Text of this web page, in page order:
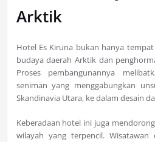
Arktik
Hotel Es Kiruna bukan hanya
budaya daerah Arktik dan
Proses pembangunannya
seniman yang menggabungkan
Skandinavia Utara, ke dalam desain
Keberadaan hotel ini juga
wilayah yang terpencil.